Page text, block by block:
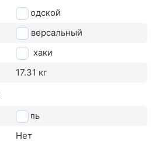
городской
универсальный
хаки
17.31 кг
сталь
Нет